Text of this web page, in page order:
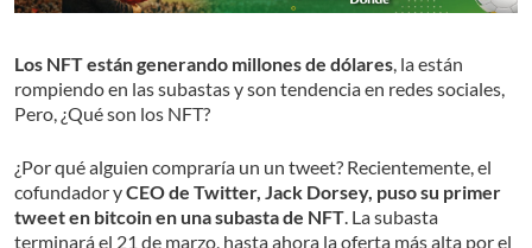
Los NFT están generando millones de dólares , la están
rompiendo en las subastas y son tendencia en redes sociales,
Pero, ¿Qué son los NFT?
¿Por qué alguien compraría un un tweet? Recientemente, el
cofundador yCEO de Twitter, Jack Dorsey, puso su primer
tweet en bitcoin en una subasta de NFT . La subasta
terminará el 21 de marzo, hasta ahora la oferta más alta por el